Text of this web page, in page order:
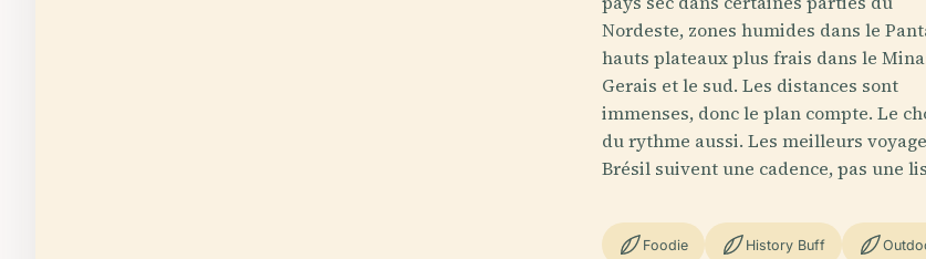
Nordeste, zones humides dans le
hauts plateaux plus frais dans le
Gerais et le sud. Les distances sont
immenses, donc le plan compte. Le
du rythme aussi. Les meilleurs
Brésil suivent une cadence, pas une
Foodie History Buff